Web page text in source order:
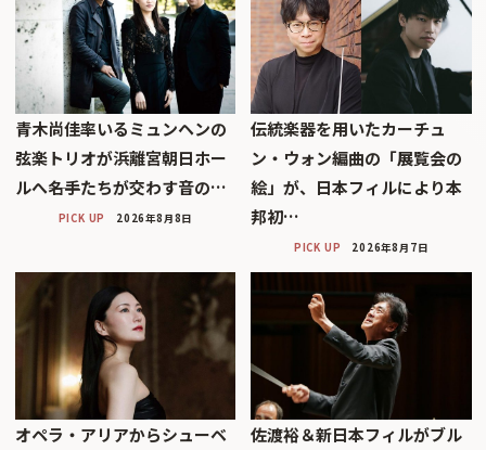
青木尚佳率いるミュンヘンの
弦楽トリオが浜離宮朝日ホー
ルへ――名手たちが交わす音の…
PICK UP 2026年8月8日
伝統楽器を用いたカーチュ
ン・ウォン編曲の「展覧会の
絵」が、日本フィルにより本
邦初…
PICK UP 2026年8月7日
オペラ・アリアからシューベ
佐渡裕＆新日本フィルがブル